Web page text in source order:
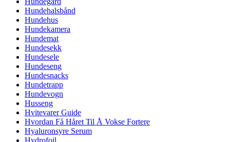
Hundehalsbånd
Hundehus
Hundekamera
Hundemat
Hundesekk
Hundesele
Hundeseng
Hundesnacks
Hundetrapp
Hundevogn
Husseng
Hvitevarer Guide
Hvordan Få Håret Til Å Vokse Fortere
Hyaluronsyre Serum
Hydrofoil